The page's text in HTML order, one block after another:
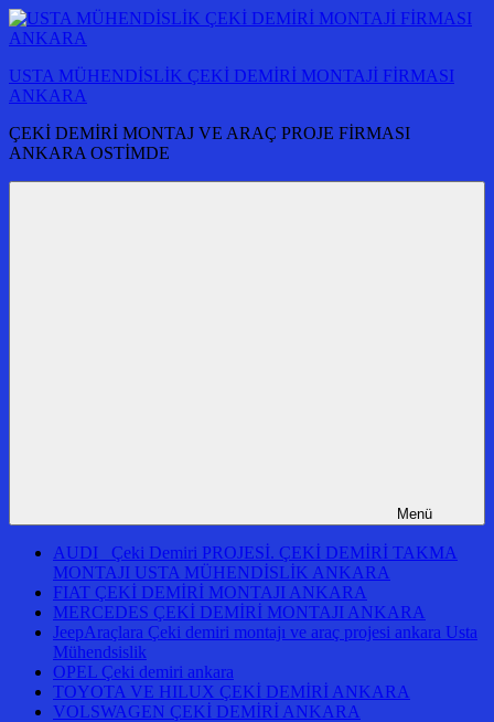
İçeriğe
atla
USTA MÜHENDİSLİK ÇEKİ DEMİRİ MONTAJİ FİRMASI
ANKARA
ÇEKİ DEMİRİ MONTAJ VE ARAÇ PROJE FİRMASI
ANKARA OSTİMDE
Menü
AUDI Çeki Demiri PROJESİ. ÇEKİ DEMİRİ TAKMA
MONTAJI USTA MÜHENDİSLİK ANKARA
FIAT ÇEKİ DEMİRİ MONTAJI ANKARA
MERCEDES ÇEKİ DEMİRİ MONTAJI ANKARA
JeepAraçlara Çeki demiri montajı ve araç projesi ankara Usta
Mühendsislik
OPEL Çeki demiri ankara
TOYOTA VE HILUX ÇEKİ DEMİRİ ANKARA
VOLSWAGEN ÇEKİ DEMİRİ ANKARA